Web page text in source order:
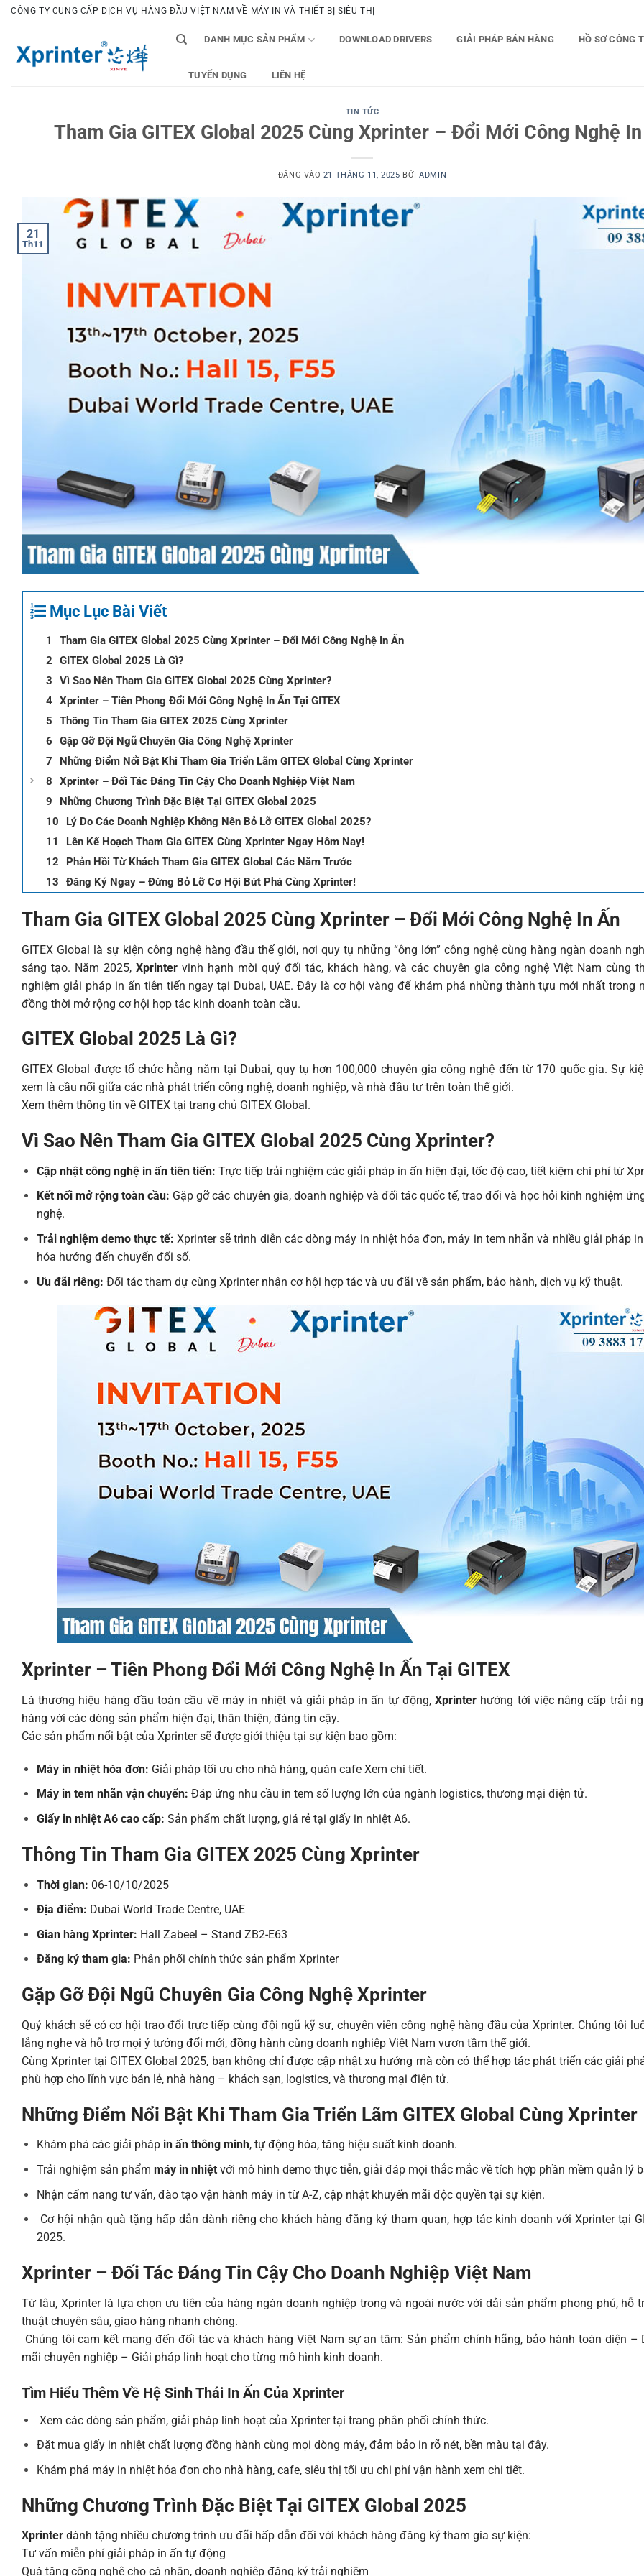
Bỏ
dung
CÔNG TY CUNG CẤP DỊCH VỤ HÀNG ĐẦU VIỆT NAM VỀ MÁY IN VÀ THIẾT BỊ SIÊU THỊ
DANH MỤC SẢN PHẨM DOWNLOAD DRIVERS GIẢI PHÁP BÁN HÀNG HỒ SƠ CÔNG
TUYỂN DỤNG LIÊN HỆ
TIN TỨC
Tham Gia GITEX Global 2025 Cùng Xprinter – Đổi Mới Công Nghệ
ĐĂNG VÀO 21 THÁNG 11, 2025 BỞIADMIN
21
Th11
Mục Lục Bài Viết
Tham Gia GITEX Global 2025 Cùng Xprinter – Đổi Mới Công Nghệ In Ấn
GITEX Global 2025 Là Gì?
Vì Sao Nên Tham Gia GITEX Global 2025 Cùng Xprinter?
Xprinter – Tiên Phong Đổi Mới Công Nghệ In Ấn Tại GITEX
Thông Tin Tham Gia GITEX 2025 Cùng Xprinter
‍Gặp Gỡ Đội Ngũ Chuyên Gia Công Nghệ Xprinter
Những Điểm Nổi Bật Khi Tham Gia Triển Lãm GITEX Global Cùng Xprinter
Xprinter – Đối Tác Đáng Tin Cậy Cho Doanh Nghiệp Việt Nam
Những Chương Trình Đặc Biệt Tại GITEX Global 2025
Lý Do Các Doanh Nghiệp Không Nên Bỏ Lỡ GITEX Global 2025?
Lên Kế Hoạch Tham Gia GITEX Cùng Xprinter Ngay Hôm Nay!
Phản Hồi Từ Khách Tham Gia GITEX Global Các Năm Trước
Đăng Ký Ngay – Đừng Bỏ Lỡ Cơ Hội Bứt Phá Cùng Xprinter!
Tham Gia GITEX Global 2025 Cùng Xprinter – Đổi Mới Công Nghệ In Ấn
GITEX Global là sự kiện công nghệ hàng đầu thế giới, nơi quy tụ những “ông lớn” công nghệ cùng hàng ngàn doanh
sáng tạo. Năm 2025, Xprintervinh hạnh mời quý đối tác, khách hàng, và các chuyên gia công nghệ Việt Nam cùng
nghiệm giải pháp in ấn tiên tiến ngay tại Dubai, UAE. Đây là cơ hội vàng để khám phá những thành tựu mới nhất trong
đồng thời mở rộng cơ hội hợp tác kinh doanh toàn cầu.
GITEX Global 2025 Là Gì?
GITEX Global được tổ chức hằng năm tại Dubai, quy tụ hơn 100,000 chuyên gia công nghệ đến từ 170 quốc gia. Sự
xem là cầu nối giữa các nhà phát triển công nghệ, doanh nghiệp, và nhà đầu tư trên toàn thế giới.
Xem thêm thông tin về GITEX tại trang chủ GITEX Global .
Vì Sao Nên Tham Gia GITEX Global 2025 Cùng Xprinter?
Cập nhật công nghệ in ấn tiên tiến: Trực tiếp trải nghiệm các giải pháp in ấn hiện đại, tốc độ cao, tiết kiệm chi phí từ
Kết nối mở rộng toàn cầu: Gặp gỡ các chuyên gia, doanh nghiệp và đối tác quốc tế, trao đổi và học hỏi kinh nghiệm
nghệ.
Trải nghiệm demo thực tế: Xprinter sẽ trình diễn các dòng máy in nhiệt hóa đơn, máy in tem nhãn và nhiều giải pháp
hóa hướng đến chuyển đổi số.
Ưu đãi riêng: Đối tác tham dự cùng Xprinter nhận cơ hội hợp tác và ưu đãi về sản phẩm, bảo hành, dịch vụ kỹ thuật.
Xprinter – Tiên Phong Đổi Mới Công Nghệ In Ấn Tại GITEX
Là thương hiệu hàng đầu toàn cầu về máy in nhiệt và giải pháp in ấn tự động,Xprinter hướng tới việc nâng cấp trải
hàng với các dòng sản phẩm hiện đại, thân thiện, đáng tin cậy.
Các sản phẩm nổi bật của Xprinter sẽ được giới thiệu tại sự kiện bao gồm:
Máy in nhiệt hóa đơn: Giải pháp tối ưu cho nhà hàng, quán cafe Xem chi tiết.
Máy in tem nhãn vận chuyển: Đáp ứng nhu cầu in tem số lượng lớn của ngành logistics, thương mại điện tử.
Giấy in nhiệt A6 cao cấp: Sản phẩm chất lượng, giá rẻ tại giấy in nhiệt A6.
Thông Tin Tham Gia GITEX 2025 Cùng Xprinter
Thời gian: 06-10/10/2025
Địa điểm: Dubai World Trade Centre, UAE
Gian hàng Xprinter: Hall Zabeel – Stand ZB2-E63
Đăng ký tham gia: Phân phối chính thức sản phẩm Xprinter
Gặp Gỡ Đội Ngũ Chuyên Gia Công Nghệ Xprinter
Quý khách sẽ có cơ hội trao đổi trực tiếp cùng đội ngũ kỹ sư, chuyên viên công nghệ hàng đầu của Xprinter. Chúng tôi
lắng nghe và hỗ trợ mọi ý tưởng đổi mới, đồng hành cùng doanh nghiệp Việt Nam vươn tầm thế giới.
Cùng Xprinter tại GITEX Global 2025, bạn không chỉ được cập nhật xu hướng mà còn có thể hợp tác phát triển các giải
phù hợp cho lĩnh vực bán lẻ, nhà hàng – khách sạn, logistics, và thương mại điện tử.
Những Điểm Nổi Bật Khi Tham Gia Triển Lãm GITEX Global Cùng Xprinter
Khám phá các giải pháp in ấn thông minh, tự động hóa, tăng hiệu suất kinh doanh.
Trải nghiệm sản phẩm máy in nhiệtvới mô hình demo thực tiễn, giải đáp mọi thắc mắc về tích hợp phần mềm quản lý
Nhận cẩm nang tư vấn, đào tạo vận hành máy in từ A-Z, cập nhật khuyến mãi độc quyền tại sự kiện.
Cơ hội nhận quà tặng hấp dẫn dành riêng cho khách hàng đăng ký tham quan, hợp tác kinh doanh với Xprinter tại
2025.
Xprinter – Đối Tác Đáng Tin Cậy Cho Doanh Nghiệp Việt Nam
Từ lâu, Xprinter là lựa chọn ưu tiên của hàng ngàn doanh nghiệp trong và ngoài nước với dải sản phẩm phong phú, hỗ
thuật chuyên sâu, giao hàng nhanh chóng.
Chúng tôi cam kết mang đến đối tác và khách hàng Việt Nam sự an tâm: Sản phẩm chính hãng, bảo hành toàn diện –
mãi chuyên nghiệp – Giải pháp linh hoạt cho từng mô hình kinh doanh.
Tìm Hiểu Thêm Về Hệ Sinh Thái In Ấn Của Xprinter
Xem các dòng sản phẩm, giải pháp linh hoạt của Xprinter tại trang phân phối chính thức.
Đặt mua giấy in nhiệt chất lượng đồng hành cùng mọi dòng máy, đảm bảo in rõ nét, bền màu tại đây.
Khám phá máy in nhiệt hóa đơn cho nhà hàng, cafe, siêu thị tối ưu chi phí vận hành xem chi tiết.
Những Chương Trình Đặc Biệt Tại GITEX Global 2025
Xprinter dành tặng nhiều chương trình ưu đãi hấp dẫn đối với khách hàng đăng ký tham gia sự kiện:
Tư vấn miễn phí giải pháp in ấn tự động
Quà tặng công nghệ cho cá nhân, doanh nghiệp đăng ký trải nghiệm